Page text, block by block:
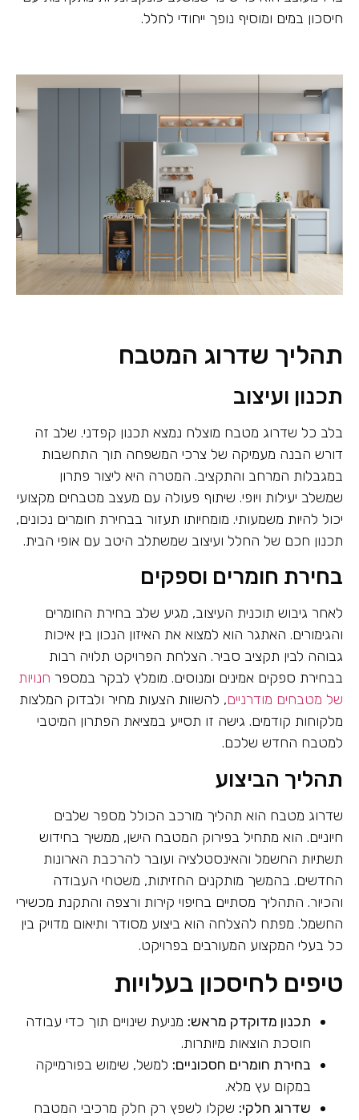
חיסכון במים ומוסיף נופך ייחודי לחלל.
תהליך שדרוג המטבח
תכנון ועיצוב
בלב כל שדרוג מטבח מוצלח נמצא תכנון קפדני. שלב זה
דורש הבנה מעמיקה של צרכי המשפחה תוך התחשבות
במגבלות המרחב והתקציב. המטרה היא ליצור פתרון
שמשלב יעילות ויופי. שיתוף פעולה עם מעצב מטבחים מקצועי
יכול להיות משמעותי. מומחיותו תעזור בבחירת חומרים נכונים,
תכנון חכם של החלל ועיצוב שמשתלב היטב עם אופי הבית.
בחירת חומרים וספקים
לאחר גיבוש תוכנית העיצוב, מגיע שלב בחירת החומרים
והגימורים. האתגר הוא למצוא את האיזון הנכון בין איכות
גבוהה לבין תקציב סביר. הצלחת הפרויקט תלויה רבות
בבחירת ספקים אמינים ומנוסים. מומלץ לבקר במספר חנויות
של מטבחים מודרניים, להשוות הצעות מחיר ולבדוק המלצות
מלקוחות קודמים. גישה זו תסייע במציאת הפתרון המיטבי
למטבח החדש שלכם.
תהליך הביצוע
שדרוג מטבח הוא תהליך מורכב הכולל מספר שלבים
חיוניים. הוא מתחיל בפירוק המטבח הישן, ממשיך בחידוש
תשתיות החשמל והאינסטלציה ועובר להרכבת הארונות
החדשים. בהמשך מותקנים החזיתות, משטחי העבודה
והכיור. התהליך מסתיים בחיפוי קירות ורצפה והתקנת מכשירי
החשמל. מפתח להצלחה הוא ביצוע מסודר ותיאום מדויק בין
כל בעלי המקצוע המעורבים בפרויקט.
טיפים לחיסכון בעלויות
תכנון מדוקדק מראש: מניעת שינויים תוך כדי עבודה
חוסכת הוצאות מיותרות.
בחירת חומרים חסכוניים: למשל, שימוש בפורמייקה
במקום עץ מלא.
שדרוג חלקי: שקלו לשפץ רק חלק מרכיבי המטבח